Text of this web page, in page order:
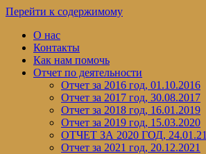
Перейти к содержимому
О нас
Контакты
Как нам помочь
Отчет по деятельности
Отчет за 2016 год, 01.10.2016
Отчет за 2017 год, 30.08.2017
Отчет за 2018 год, 16.01.2019
Отчет за 2019 год, 15.03.2020
ОТЧЕТ ЗА 2020 ГОД, 24.01.21
Отчет за 2021 год, 20.12.2021